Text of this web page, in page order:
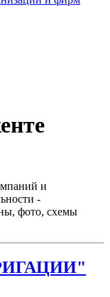
и
-
фото, схемы